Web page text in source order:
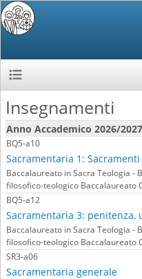
Insegnamenti
Anno Accademico 2026/2027
BQ5-a10
Sacramentaria 1:
Baccalaureato in Sacra Teologia -
filosofico-teologico Baccalaureato
BQ5-a12
Sacramentaria 3:
Baccalaureato in Sacra Teologia -
filosofico-teologico Baccalaureato
SR3-a06
Sacramentaria generale